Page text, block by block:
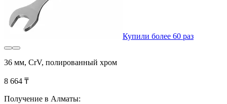
Купили более 60 раз
36 мм, CrV, полированный хром
8 664 ₸
Получение в Алматы: